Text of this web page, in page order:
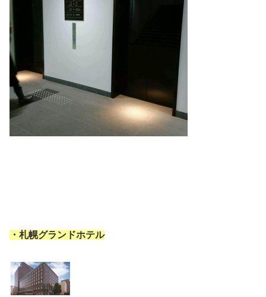
・札幌グランドホテル